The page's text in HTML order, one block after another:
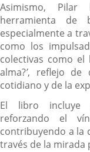
Asimismo,
herramienta de
especialmente a
como los
colectivas como el
alma?’, reflejo de
cotidiano y de la
El libro incluye
reforzando el
contribuyendo a la
través de la mirada